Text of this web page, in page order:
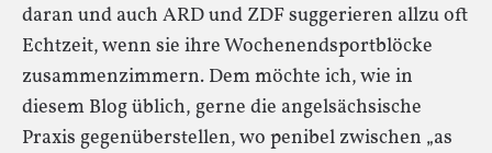
daran und auch ARD und ZDF suggerieren allzu oft
Echtzeit, wenn sie ihre Wochenendsportblöcke
zusammenzimmern. Dem möchte ich, wie in
diesem Blog üblich, gerne die angelsächsische
Praxis gegenüberstellen, wo penibel zwischen „as